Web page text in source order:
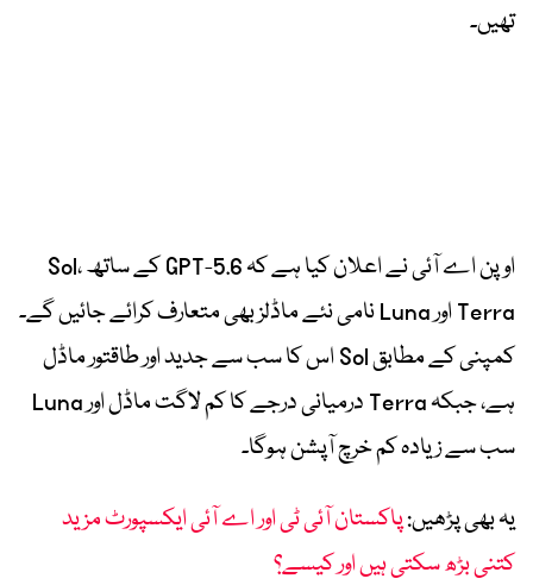
تھیں۔
اوپن اے آئی نے اعلان کیا ہے کہ GPT-5.6 کے ساتھ Sol،
Terra اور Luna نامی نئے ماڈلز بھی متعارف کرائے جائیں گے۔
کمپنی کے مطابق Sol اس کا سب سے جدید اور طاقتور ماڈل
ہے، جبکہ Terra درمیانی درجے کا کم لاگت ماڈل اور Luna
سب سے زیادہ کم خرچ آپشن ہوگا۔
یہ بھی پڑھیں:پاکستان آئی ٹی اور اے آئی ایکسپورٹ مزید
کتنی بڑھ سکتی ہیں اور کیسے؟